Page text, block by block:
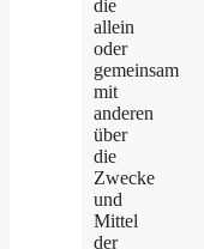
die
allein
oder
gemeinsam
mit
anderen
über
die
Zwecke
und
Mittel
der